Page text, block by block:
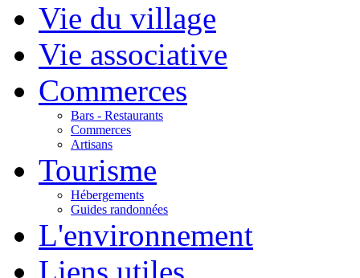
Vie du village
Vie associative
Commerces
Bars - Restaurants
Commerces
Artisans
Tourisme
Hébergements
Guides randonnées
L'environnement